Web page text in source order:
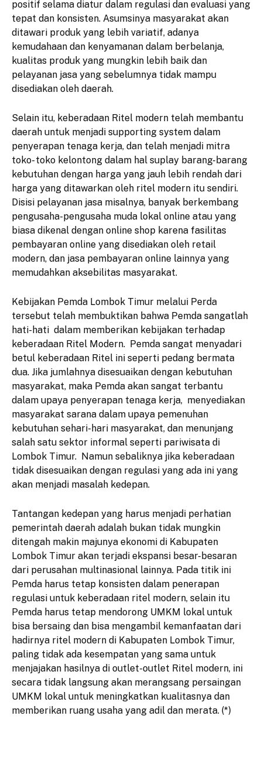
positif selama diatur dalam regulasi dan evaluasi yang
tepat dan konsisten. Asumsinya masyarakat akan
ditawari produk yang lebih variatif, adanya
kemudahaan dan kenyamanan dalam berbelanja,
kualitas produk yang mungkin lebih baik dan
pelayanan jasa yang sebelumnya tidak mampu
disediakan oleh daerah.
Selain itu, keberadaan Ritel modern telah membantu
daerah untuk menjadi supporting system dalam
penyerapan tenaga kerja, dan telah menjadi mitra
toko- toko kelontong dalam hal suplay barang-barang
kebutuhan dengan harga yang jauh lebih rendah dari
harga yang ditawarkan oleh ritel modern itu sendiri.
Disisi pelayanan jasa misalnya, banyak berkembang
pengusaha-pengusaha muda lokal online atau yang
biasa dikenal dengan online shop karena fasilitas
pembayaran online yang disediakan oleh retail
modern, dan jasa pembayaran online lainnya yang
memudahkan aksebilitas masyarakat.
Kebijakan Pemda Lombok Timur melalui Perda
tersebut telah membuktikan bahwa Pemda sangatlah
hati-hati dalam memberikan kebijakan terhadap
keberadaan Ritel Modern. Pemda sangat menyadari
betul keberadaan Ritel ini seperti pedang bermata
dua. Jika jumlahnya disesuaikan dengan kebutuhan
masyarakat, maka Pemda akan sangat terbantu
dalam upaya penyerapan tenaga kerja, menyediakan
masyarakat sarana dalam upaya pemenuhan
kebutuhan sehari-hari masyarakat, dan menunjang
salah satu sektor informal seperti pariwisata di
Lombok Timur. Namun sebaliknya jika keberadaan
tidak disesuaikan dengan regulasi yang ada ini yang
akan menjadi masalah kedepan.
Tantangan kedepan yang harus menjadi perhatian
pemerintah daerah adalah bukan tidak mungkin
ditengah makin majunya ekonomi di Kabupaten
Lombok Timur akan terjadi ekspansi besar-besaran
dari perusahan multinasional lainnya. Pada titik ini
Pemda harus tetap konsisten dalam penerapan
regulasi untuk keberadaan ritel modern, selain itu
Pemda harus tetap mendorong UMKM lokal untuk
bisa bersaing dan bisa mengambil kemanfaatan dari
hadirnya ritel modern di Kabupaten Lombok Timur,
paling tidak ada kesempatan yang sama untuk
menjajakan hasilnya di outlet-outlet Ritel modern, ini
secara tidak langsung akan merangsang persaingan
UMKM lokal untuk meningkatkan kualitasnya dan
memberikan ruang usaha yang adil dan merata. (*)